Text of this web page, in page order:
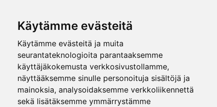
Käytämme evästeitä
Käytämme evästeitä ja muita
seurantateknologioita parantaaksemme
käyttäjäkokemusta verkkosivustollamme,
näyttääksemme sinulle personoituja sisältöjä ja
mainoksia, analysoidaksemme verkkoliikennettä
sekä lisätäksemme ymmärrystämme